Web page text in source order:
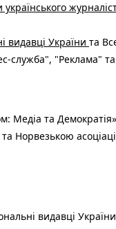
видавці України та
"Реклама"
та
Норвезькою
видавці